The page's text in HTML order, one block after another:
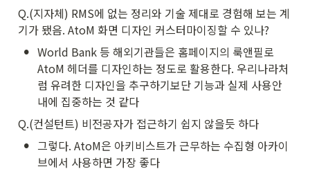
Q.(지자체) RMS에 없는 정리와 기술 제대로 경험해 보는 계
기가 됐음. AtoM 화면 디자인 커스터마이징할 수 있나?
• World Bank 등 해외기관들은 홈페이지의 룩앤필로
AtoM 헤더를 디자인하는 정도로 활용한다. 우리나라처
럼 유려한 디자인을 추구하기보단 기능과 실제 사용안
내에 집중하는 것 같다
Q.(컨설턴트) 비전공자가 접근하기 쉽지 않을듯 하다
• 그렇다. AtoM은 아키비스트가 근무하는 수집형 아카이
브에서 사용하면 가장 좋다